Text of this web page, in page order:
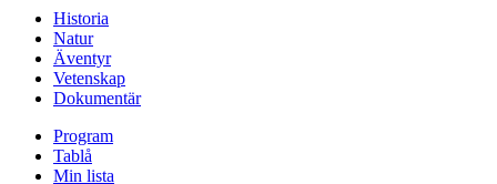
Historia
Natur
Äventyr
Vetenskap
Dokumentär
Program
Tablå
Min lista